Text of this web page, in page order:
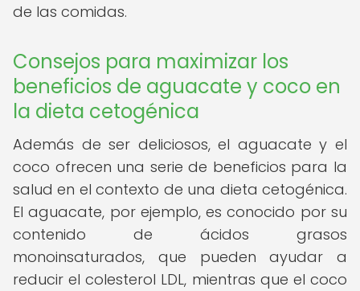
de las comidas.
Consejos para maximizar los
beneficios de aguacate y coco en
la dieta cetogénica
Además de ser deliciosos, el aguacate y el
coco ofrecen una serie de beneficios para la
salud en el contexto de una dieta cetogénica.
El aguacate, por ejemplo, es conocido por su
contenido de ácidos grasos
monoinsaturados, que pueden ayudar a
reducir el colesterol LDL, mientras que el coco